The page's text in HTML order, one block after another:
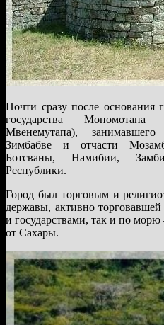
Почти сразу после основания
государства
Мвенемутапа),
Зимбабве и отчасти
Ботсваны, Намибии,
Республики.
Город был торговым и
державы, активно
и государствами, так и по
от Сахары.